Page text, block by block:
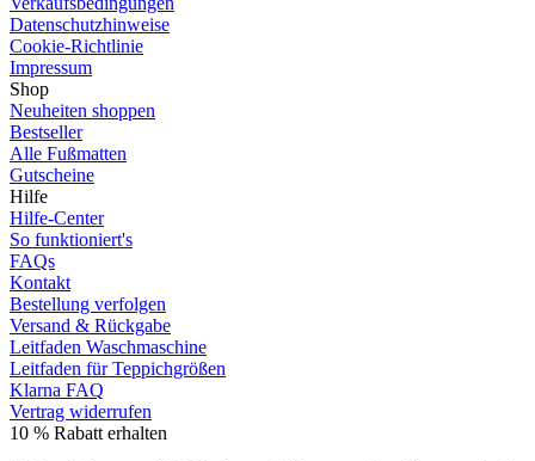
Datenschutzhinweise
Cookie-Richtlinie
Impressum
Shop
Neuheiten shoppen
Bestseller
Alle Fußmatten
Gutscheine
Hilfe
Hilfe-Center
So funktioniert's
FAQs
Kontakt
Bestellung verfolgen
Versand & Rückgabe
Leitfaden Waschmaschine
Leitfaden für Teppichgrößen
Klarna FAQ
Vertrag widerrufen
10 % Rabatt erhalten